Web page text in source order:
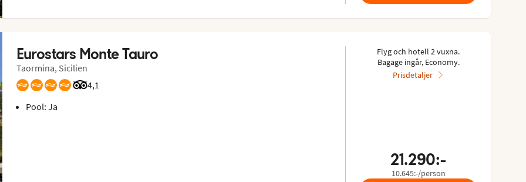
Eurostars Monte Tauro
Taormina, Sicilien
4,1
Betyg från Tripadvisor: 4.1 of 5
Pool: Ja
Flyg och hotell 2 vuxna.
Bagage ingår, Economy.
Prisdetaljer
21.290:-
10.645:-/person